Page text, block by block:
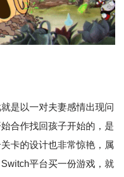
是以一对夫妻感情出现问
合作找回孩子开始的，是
卡的设计也非常惊艳，属
平台买一份游戏，就